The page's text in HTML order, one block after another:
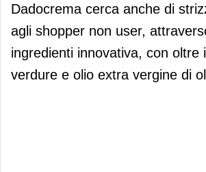
Dadocrema cerca anche di
agli shopper non user,
ingredienti innovativa, con oltre
verdure e olio extra vergine di